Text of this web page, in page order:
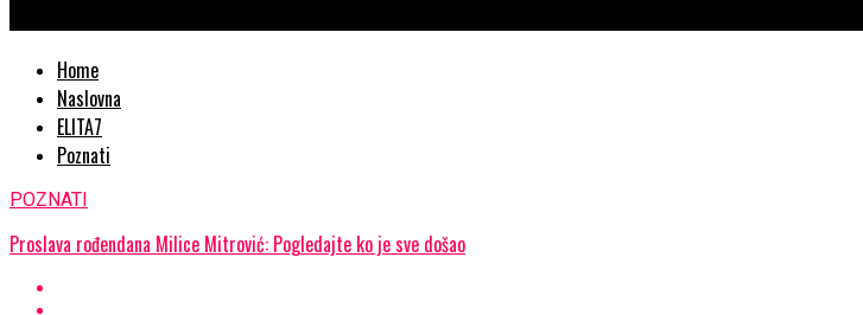
Home
Naslovna
ELITA7
Poznati
POZNATI
Proslava rođendana Milice Mitrović: Pogledajte ko je sve došao